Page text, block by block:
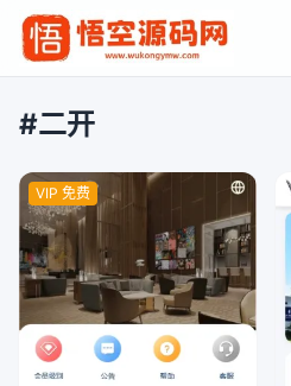
#二开
VIP 免费